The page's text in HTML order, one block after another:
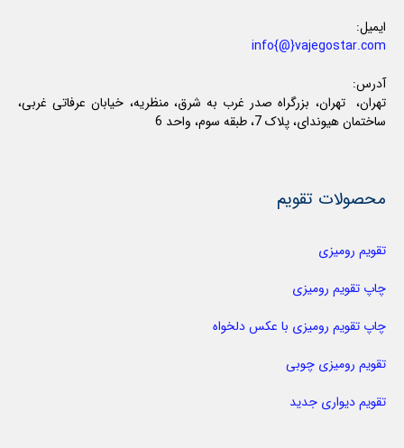
ایمیل:
info{@}vajegostar.com
آدرس:
تهران، تهران، بزرگراه صدر غرب به شرق، منظریه، خیابان عرفاتی غربی،
ساختمان هیوندای، پلاک 7، طبقه سوم، واحد 6
محصولات تقویم
تقویم رومیزی
چاپ تقویم رومیزی
چاپ تقویم رومیزی با عکس دلخواه
تقویم رومیزی چوبی
تقویم دیواری جدید